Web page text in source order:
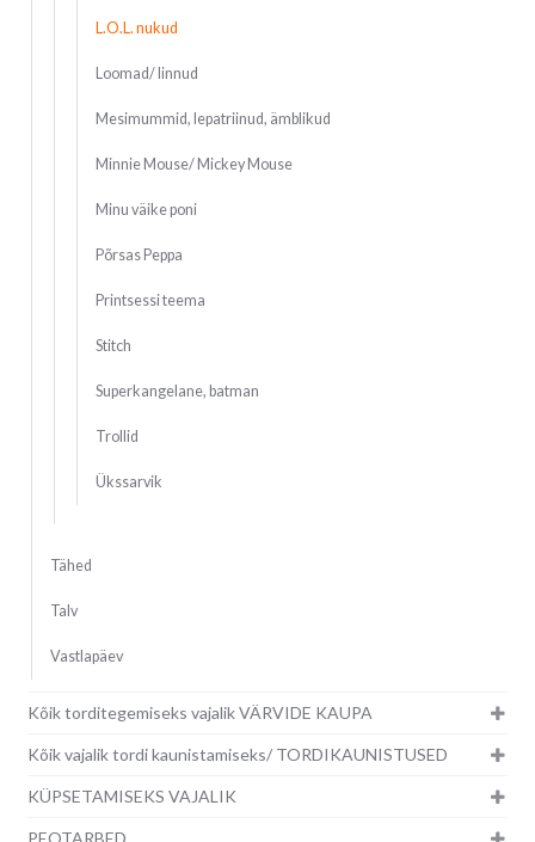
L.O.L. nukud
Loomad/ linnud
Mesimummid, lepatriinud, ämblikud
Minnie Mouse/ Mickey Mouse
Minu väike poni
Põrsas Peppa
Printsessi teema
Stitch
Superkangelane, batman
Trollid
Ükssarvik
Tähed
Talv
Vastlapäev
Kõik torditegemiseks vajalik VÄRVIDE KAUPA
Kõik vajalik tordi kaunistamiseks/ TORDIKAUNISTUSED
KÜPSETAMISEKS VAJALIK